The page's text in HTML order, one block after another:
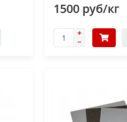
1500 руб/кг